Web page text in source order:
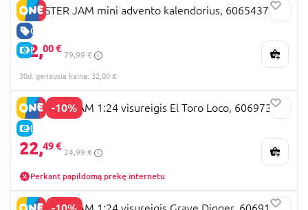
GERA KAINA
E-KAINA
MONSTER JAM mini advento kalendorius, 6065437
32,00 €
79,99 €
30d. geriausia kaina: 32,00 €
-10%
E-KAINA
MONSTER JAM 1:24 visureigis El Toro Loco, 6069732
22,49 €
24,99 €
Perkant papildomą prekę internetu